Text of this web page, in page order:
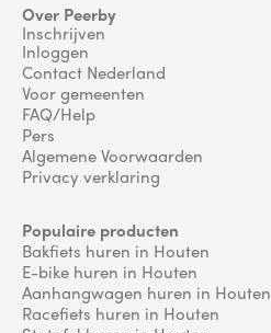
Over Peerby
Inschrijven
Inloggen
Contact Nederland
Voor gemeenten
FAQ/Help
Pers
Algemene Voorwaarden
Privacy verklaring
Populaire producten
Bakfiets huren in Houten
E-bike huren in Houten
Aanhangwagen huren in Houten
Racefiets huren in Houten